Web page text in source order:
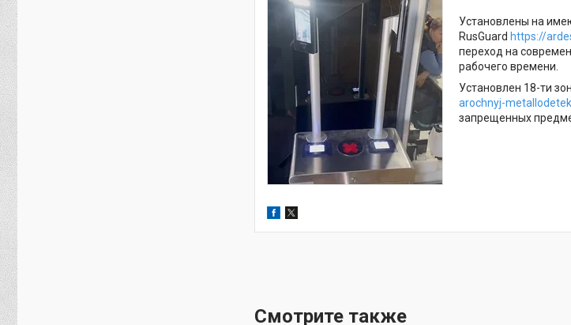
Установлены на
RusGuard https://
переход на
рабочего времени.
Установлен 18-ти
arochnyj-
запрещенных